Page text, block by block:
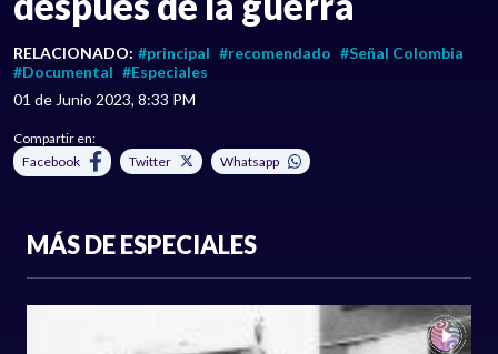
RELACIONADO: #principal #recomendado #Señal Colombia
#Documental #Especiales
01 de Junio 2023, 8:33 PM
Compartir en:
Facebook
Twitter Whatsapp
MÁS DE ESPECIALES